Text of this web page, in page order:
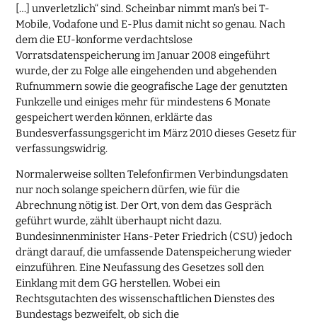
[…] unverletzlich“ sind. Scheinbar nimmt man’s bei T-
Mobile, Vodafone und E-Plus damit nicht so genau. Nach
dem die EU-konforme verdachtslose
Vorratsdatenspeicherung im Januar 2008 eingeführt
wurde, der zu Folge alle eingehenden und abgehenden
Rufnummern sowie die geografische Lage der genutzten
Funkzelle und einiges mehr für mindestens 6 Monate
gespeichert werden können, erklärte das
Bundesverfassungsgericht im März 2010 dieses Gesetz für
verfassungswidrig.
Normalerweise sollten Telefonfirmen Verbindungsdaten
nur noch solange speichern dürfen, wie für die
Abrechnung nötig ist. Der Ort, von dem das Gespräch
geführt wurde, zählt überhaupt nicht dazu.
Bundesinnenminister Hans-Peter Friedrich (CSU) jedoch
drängt darauf, die umfassende Datenspeicherung wieder
einzuführen. Eine Neufassung des Gesetzes soll den
Einklang mit dem GG herstellen. Wobei ein
Rechtsgutachten des wissenschaftlichen Dienstes des
Bundestags bezweifelt, ob sich die